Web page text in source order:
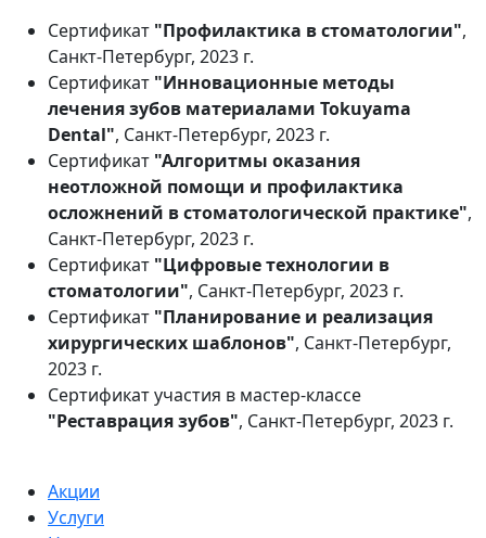
Сертификат "Профилактика в стоматологии",
Санкт-Петербург, 2023 г.
Сертификат "Инновационные методы
лечения зубов материалами Tokuyama
Dental", Санкт-Петербург, 2023 г.
Сертификат "Алгоритмы оказания
неотложной помощи и профилактика
осложнений в стоматологической практике",
Санкт-Петербург, 2023 г.
Сертификат "Цифровые технологии в
стоматологии", Санкт-Петербург, 2023 г.
Сертификат "Планирование и реализация
хирургических шаблонов", Санкт-Петербург,
2023 г.
Сертификат участия в мастер-классе
"Реставрация зубов", Санкт-Петербург, 2023 г.
Акции
Услуги